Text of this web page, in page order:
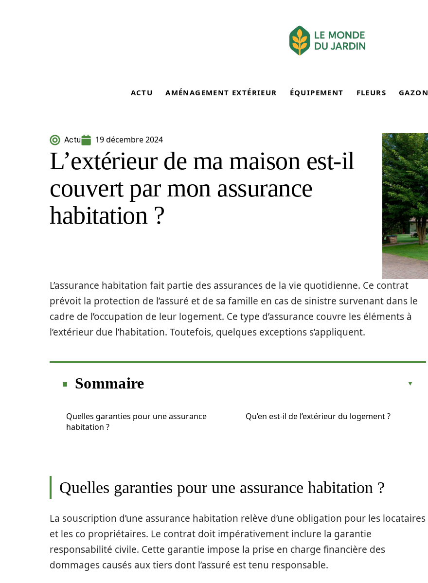
ACTU AMÉNAGEMENT EXTÉRIEUR ÉQUIPEMENT FLEURS GAZON
Actu 19 décembre 2024
L’extérieur de ma maison est-il
couvert par mon assurance
habitation ?
L’assurance habitation fait partie des assurances de la vie quotidienne. Ce contrat
prévoit la protection de l’assuré et de sa famille en cas de sinistre survenant dans le
cadre de l’occupation de leur logement. Ce type d’assurance couvre les éléments à
l’extérieur due l’habitation. Toutefois, quelques exceptions s’appliquent.
Sommaire
Quelles garanties pour une assurance
habitation ?
Qu’en est-il de l’extérieur du logement ?
Quelles garanties pour une assurance habitation ?
La souscription d’une assurance habitation relève d’une obligation pour les locataires
et les co propriétaires. Le contrat doit impérativement inclure la garantie
responsabilité civile. Cette garantie impose la prise en charge financière des
dommages causés aux tiers dont l’assuré est tenu responsable.